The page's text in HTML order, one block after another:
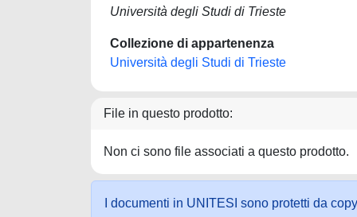
Università degli Studi di Trieste
Collezione di appartenenza
Università degli Studi di Trieste
File in questo prodotto:
Non ci sono file associati a questo prodotto.
I documenti in UNITESI sono protetti da